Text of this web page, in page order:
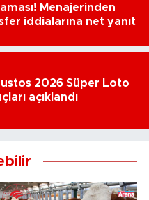
Menajerinden
iddialarına net yanıt
2026 Süper Loto
açıklandı